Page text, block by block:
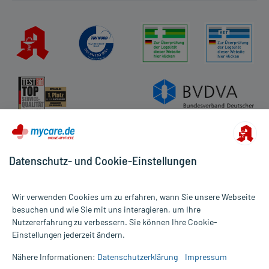
Alle Preise gelten inkl. MwSt., ggf. zzgl. Versandkosten
Informationen auf dieser Website werden ausschließlich für
die Untersuchung und Behandlung durch einen Arzt. Bitte
Datenschutz- und Cookie-Einstellungen
Wir verwenden Cookies um zu erfahren, wann Sie unsere Webseite
besuchen und wie Sie mit uns interagieren, um Ihre
Nutzererfahrung zu verbessern. Sie können Ihre Cookie-
Einstellungen jederzeit ändern.
Nähere Informationen: Datenschutzerklärung Impressum